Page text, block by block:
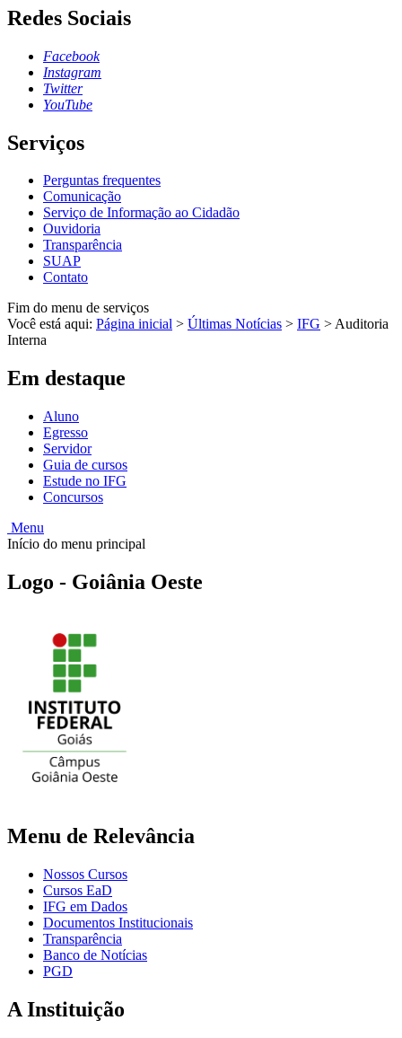
Redes Sociais
Facebook
Instagram
Twitter
YouTube
Serviços
Perguntas frequentes
Comunicação
Serviço de Informação ao Cidadão
Ouvidoria
Transparência
SUAP
Contato
Fim do menu de serviços
Você está aqui: Página inicial > Últimas Notícias > IFG >Auditoria
Interna
Em destaque
Aluno
Egresso
Servidor
Guia de cursos
Estude no IFG
Concursos
Menu
Início do menu principal
Logo - Goiânia Oeste
Menu de Relevância
Nossos Cursos
Cursos EaD
IFG em Dados
Documentos Institucionais
Transparência
Banco de Notícias
PGD
A Instituição